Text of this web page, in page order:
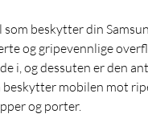
beskytter din
og gripevennlige
i, og dessuten er den
beskytter mobilen mot
og porter.